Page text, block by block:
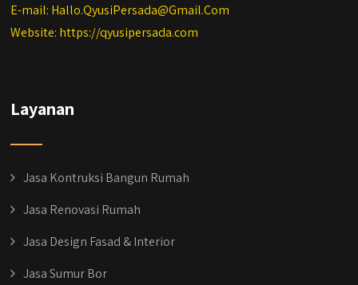
E-mail: Hallo.QyusiPersada@Gmail.Com
Website: https://qyusipersada.com
Layanan
Jasa Kontruksi Bangun Rumah
Jasa Renovasi Rumah
Jasa Design Fasad & Interior
Jasa Sumur Bor